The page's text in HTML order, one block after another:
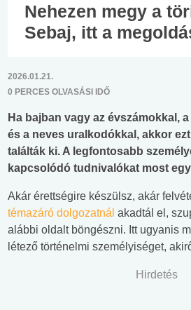
Nehezen megy a
Sebaj, itt a
2026.01.21.
0 PERCES OLVASÁSI IDŐ
Ha bajban vagy az évszámokkal,
és a neves uralkodókkal, akkor
találták ki. A legfontosabb
kapcsolódó tudnivalókat most
Akár érettségire készülsz, akár
témazáró dolgozatnál akadtál el,
alábbi oldalt böngészni. Itt ugyanis
létező történelmi személyiséget,
Hirdetés